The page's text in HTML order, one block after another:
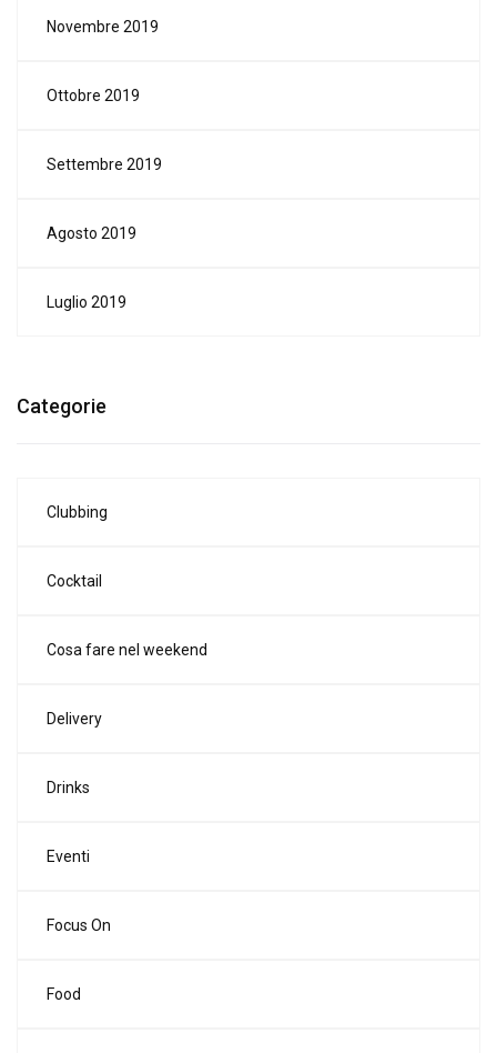
Novembre 2019
Ottobre 2019
Settembre 2019
Agosto 2019
Luglio 2019
Categorie
Clubbing
Cocktail
Cosa fare nel weekend
Delivery
Drinks
Eventi
Focus On
Food